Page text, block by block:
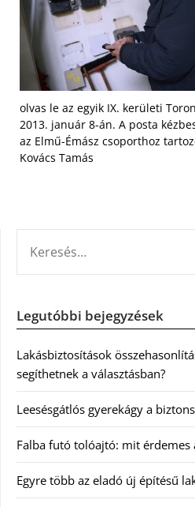
olvas le az egyik IX. kerületi
2013. január 8-án. A posta
az Elmű-Émász csoporthoz
Kovács Tamás
Legutóbbi bejegyzések
Lakásbiztosítások
segíthetnek a választásban?
Leesésgátlós gyerekágy a
Falba futó tolóajtó: mit
Egyre több az eladó új építésű